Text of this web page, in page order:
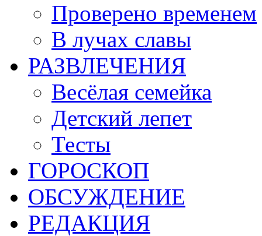
Проверено временем
В лучах славы
РАЗВЛЕЧЕНИЯ
Весёлая семейка
Детский лепет
Тесты
ГОРОСКОП
ОБСУЖДЕНИЕ
РЕДАКЦИЯ